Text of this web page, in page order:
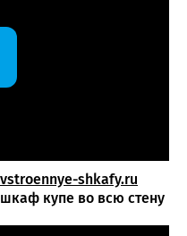
использование
и позволяет
количества вещей в
shkafy.ru
купе во всю стену